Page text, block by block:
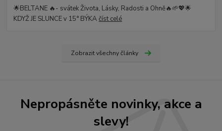
🌟BELTANE 🔥- svátek Života, Lásky, Radosti a Ohně🔥🌱💖🌟
KDYŽ JE SLUNCE v 15° BÝKAčíst celé
Zobrazit všechny články
Nepropásněte novinky, akce a
slevy!